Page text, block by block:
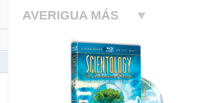
AVERIGUA MÁS